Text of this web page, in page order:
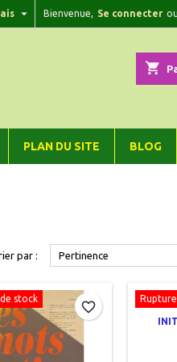
Bienvenue, Se connecter ou

shopping_cart
PLAN DU SITE BLOG
par : Pertinence
stock
favorite_border